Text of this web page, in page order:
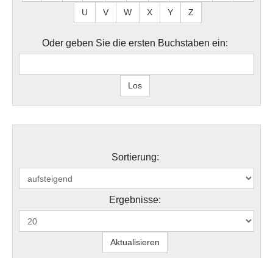
U V W X Y Z
Oder geben Sie die ersten Buchstaben ein:
Sortierung:
Ergebnisse: